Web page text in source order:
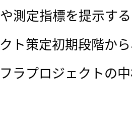
測定指標を提示す
ト策定初期段階か
ラプロジェクトの